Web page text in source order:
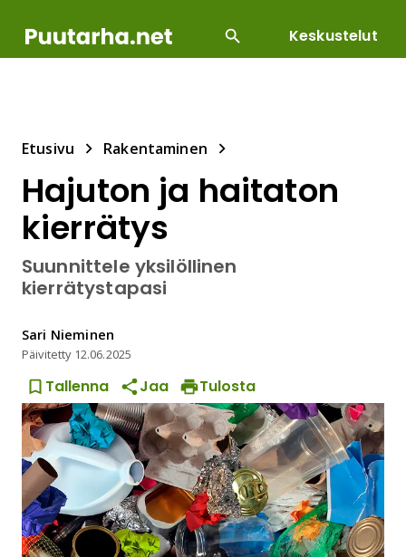
Keskustelut
Etusivu Rakentaminen
Hajuton ja haitaton
kierrätys
Suunnittele yksilöllinen
kierrätystapasi
Sari Nieminen
Päivitetty 12.06.2025
Tallenna Jaa Tulosta